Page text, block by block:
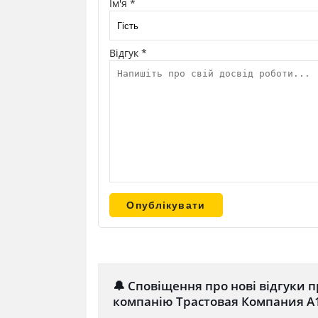
Ім'я *
Відгук *
🔔 Сповіщення про нові відгуки
компанію Трастовая Компания